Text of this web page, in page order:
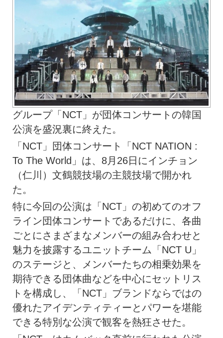
グループ「NCT」が団体コンサートの韓国
公演を盛況裏に終えた。
「NCT」団体コンサート「NCT NATION :
To The World」は、8月26日にインチョン
（仁川）文鶴競技場の主競技場で開かれ
た。
特に今回の公演は「NCT」の初めてのオフ
ライン団体コンサートであるだけに、各曲
ごとにさまざまなメンバーの組み合わせと
魅力を披露するユニットチーム「NCT U」
のステージと、メンバーたちの相乗効果を
期待できる団体曲などを中心にセットリス
トを構成し、「NCT」ブランドならではの
優れたアイデンティティーとパワーを堪能
できる特別な公演で観客を熱狂させた。